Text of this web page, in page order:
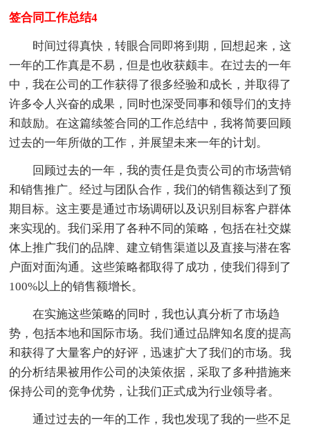
签合同工作总结4
时间过得真快，转眼合同即将到期，回想起来，这
一年的工作真是不易，但是也收获颇丰。在过去的一年
中，我在公司的工作获得了很多经验和成长，并取得了
许多令人兴奋的成果，同时也深受同事和领导们的支持
和鼓励。在这篇续签合同的工作总结中，我将简要回顾
过去的一年所做的工作，并展望未来一年的计划。
回顾过去的一年，我的责任是负责公司的市场营销
和销售推广。经过与团队合作，我们的销售额达到了预
期目标。这主要是通过市场调研以及识别目标客户群体
来实现的。我们采用了各种不同的策略，包括在社交媒
体上推广我们的品牌、建立销售渠道以及直接与潜在客
户面对面沟通。这些策略都取得了成功，使我们得到了
100%以上的销售额增长。
在实施这些策略的同时，我也认真分析了市场趋
势，包括本地和国际市场。我们通过品牌知名度的提高
和获得了大量客户的好评，迅速扩大了我们的市场。我
的分析结果被用作公司的决策依据，采取了多种措施来
保持公司的竞争优势，让我们正式成为行业领导者。
通过过去的一年的工作，我也发现了我的一些不足